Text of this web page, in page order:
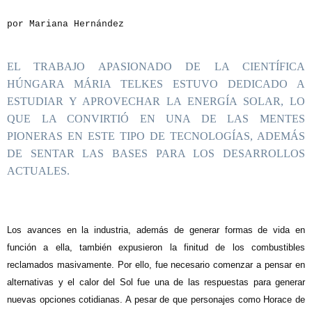
por Mariana Hernández
EL TRABAJO APASIONADO DE LA CIENTÍFICA
HÚNGARA MÁRIA TELKES ESTUVO DEDICADO A
ESTUDIAR Y APROVECHAR LA ENERGÍA SOLAR, LO
QUE LA CONVIRTIÓ EN UNA DE LAS MENTES
PIONERAS EN ESTE TIPO DE TECNOLOGÍAS, ADEMÁS
DE SENTAR LAS BASES PARA LOS DESARROLLOS
ACTUALES.
Los avances en la industria, además de generar formas de vida en
función a ella, también expusieron la finitud de los combustibles
reclamados masivamente. Por ello, fue necesario comenzar a pensar en
alternativas y el calor del Sol fue una de las respuestas para generar
nuevas opciones cotidianas. A pesar de que personajes como Horace de